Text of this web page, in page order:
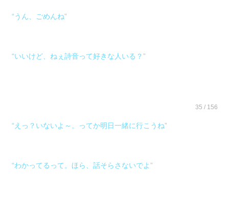
“うん、ごめんね”
“いいけど、ねぇ詩音って好きな人いる？”
35 / 156
“えっ？いないよ～。ってか明日一緒に行こうね”
“わかってるって。ほら、話そらさないでよ”